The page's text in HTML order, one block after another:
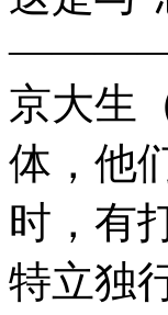
京大生
体，他
时，有
特立独